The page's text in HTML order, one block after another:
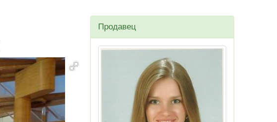
Продавец